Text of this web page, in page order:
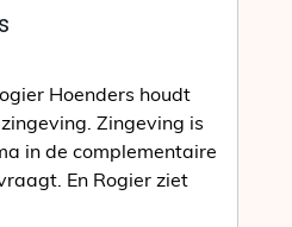
Hoenders houdt
Zingeving is
in de complementaire
En Rogier ziet